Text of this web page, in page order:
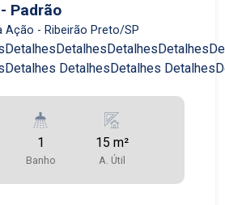
Padrão
Ação - Ribeirão Preto/SP
DetalhesDetalhes
1
Banho
15 m²
A. Útil